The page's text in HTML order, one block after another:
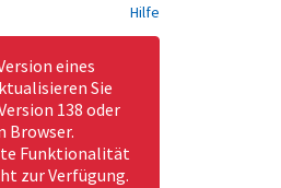
Hilfe
eines
Sie
138 oder
Browser.
Funktionalität
zur Verfügung.